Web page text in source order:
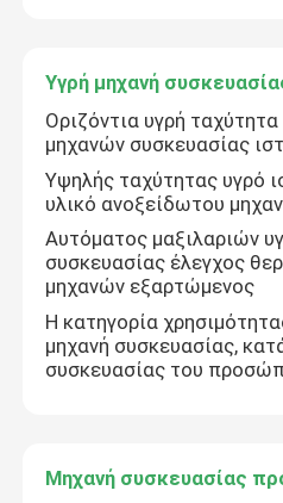
Μηχανή συσκευασίας
Μηχανές συσκευασίας
thermoforming μηχανή
Υγρή μηχανή
Οριζόντια υγρή
μηχανών συσκευασίας
Υψηλής ταχύτητας υγρό
υλικό ανοξείδωτου
Αυτόματος μαξιλαριών
συσκευασίας έλεγχος
μηχανών εξαρτώμενος
Η κατηγορία
μηχανή συσκευασίας,
συσκευασίας του
Μηχανή συσκευασίας